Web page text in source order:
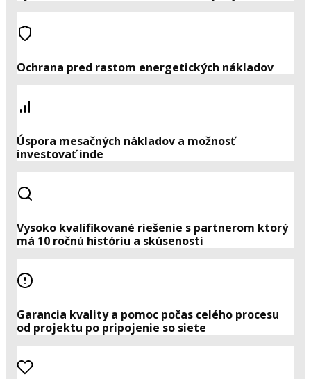
Ochrana pred rastom energetických nákladov
Úspora mesačných nákladov a možnosť
investovať inde
Vysoko kvalifikované riešenie s partnerom ktorý
má 10 ročnú históriu a skúsenosti
Garancia kvality a pomoc počas celého procesu
od projektu po pripojenie so siete